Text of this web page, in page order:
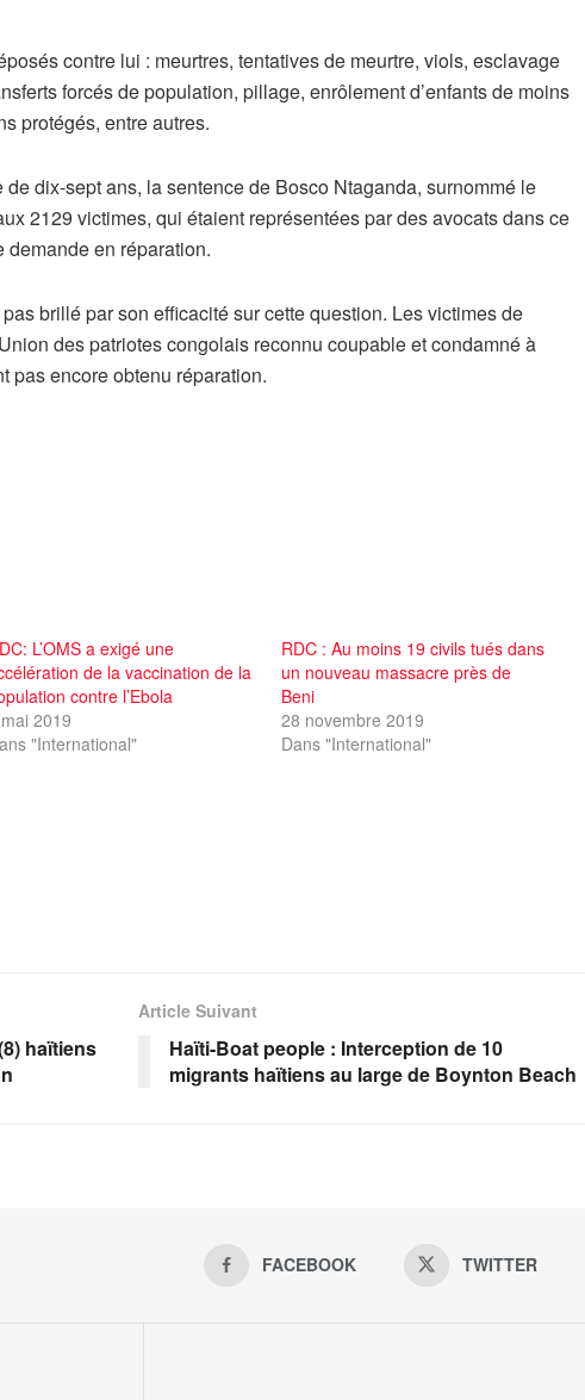
contre lui : meurtres, tentatives de meurtre, viols, esclavage
forcés de population, pillage, enrôlement d’enfants de moins
protégés, entre autres.
dix-sept ans, la sentence de Bosco Ntaganda, surnommé le
2129 victimes, qui étaient représentées par des avocats dans ce
demande en réparation.
brillé par son efficacité sur cette question. Les victimes de
des patriotes congolais reconnu coupable et condamné à
pas encore obtenu réparation.
L’OMS a exigé une
de la vaccination de la
contre l’Ebola
2019
"International"
RDC : Au moins 19 civils tués dans
un nouveau massacre près de
Beni
28 novembre 2019
Dans "International"
haïtiens
Article Suivant
Haïti-Boat people : Interception de 10
migrants haïtiens au large de Boynton Beach
FACEBOOK TWITTER